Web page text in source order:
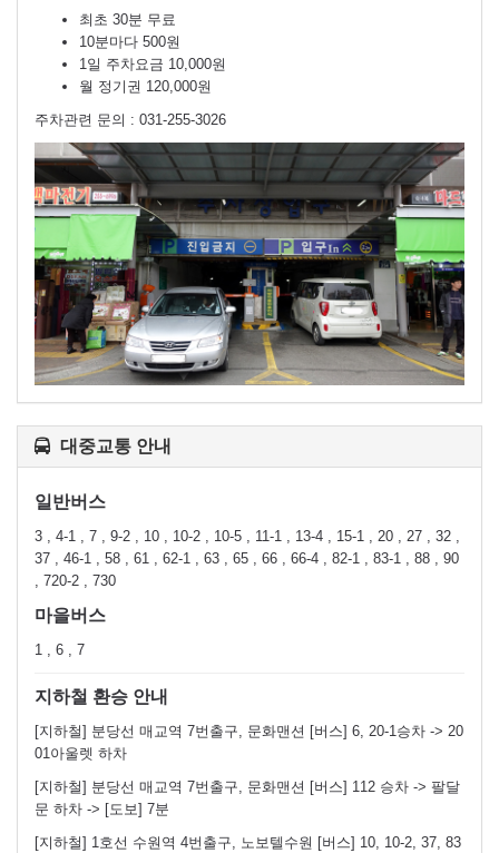
최초 30분 무료
10분마다 500원
1일 주차요금 10,000원
월 정기권 120,000원
주차관련 문의 : 031-255-3026
대중교통 안내
일반버스
3 , 4-1 , 7 , 9-2 , 10 , 10-2 , 10-5 , 11-1 , 13-4 , 15-1 , 20 , 27 , 32 ,
37 , 46-1 , 58 , 61 , 62-1 , 63 , 65 , 66 , 66-4 , 82-1 , 83-1 , 88 , 90
, 720-2 , 730
마을버스
1 , 6 , 7
지하철 환승 안내
[지하철] 분당선 매교역 7번출구, 문화맨션 [버스] 6, 20-1승차 -> 20
01아울렛 하차
[지하철] 분당선 매교역 7번출구, 문화맨션 [버스] 112 승차 -> 팔달
문 하차 -> [도보] 7분
[지하철] 1호선 수원역 4번출구, 노보텔수원 [버스] 10, 10-2, 37, 83